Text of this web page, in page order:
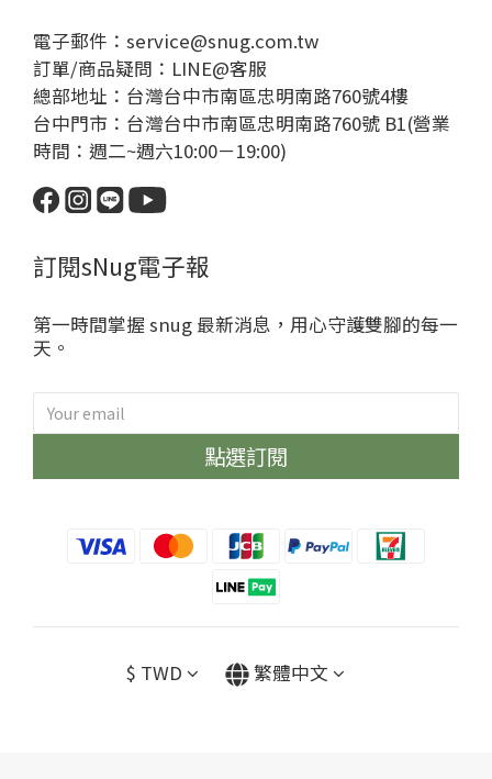
電子郵件：service@snug.com.tw
訂單/商品疑問： LINE@客服
總部地址：台灣台中市南區忠明南路760號4樓
台中門市：台灣台中市南區忠明南路760號 B1(營業
時間：週二~週六10:00－19:00)
訂閱sNug電子報
第一時間掌握 snug 最新消息，用心守護雙腳的每一
天。
點選訂閱
$ TWD 繁體中文
sNug給足呵護
哈囉~很開心見到你😁
眾多明星球星愛用推薦的神奇永久
衣褲通通限時優惠中！
【hi9za】，結帳不限金額可以現
折30元喔🩷🩷🩷